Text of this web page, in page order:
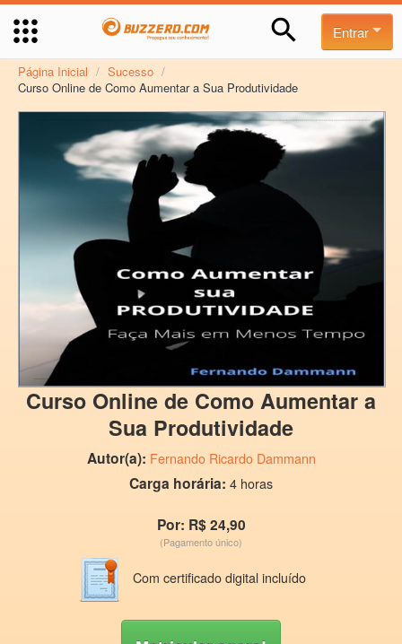
Entrar
Página Inicial / Sucesso /
Curso Online de Como Aumentar a Sua Produtividade
Curso Online de Como Aumentar a
Sua Produtividade
Autor(a): Fernando Ricardo Dammann
Carga horária: 4 horas
Por: R$ 24,90
(Pagamento único)
Com certificado digital incluído